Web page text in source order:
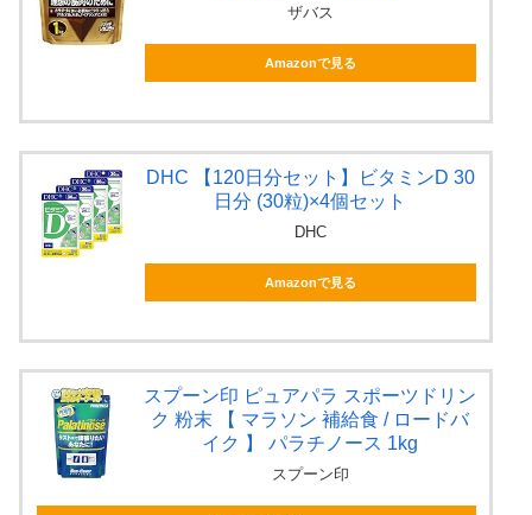
ザバス
Amazonで見る
DHC 【120日分セット】ビタミンD 30
日分 (30粒)×4個セット
DHC
Amazonで見る
スプーン印 ピュアパラ スポーツドリン
ク 粉末 【 マラソン 補給食 / ロードバ
イク 】 パラチノース 1kg
スプーン印